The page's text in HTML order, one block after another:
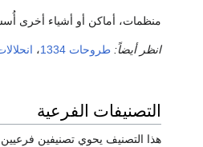
منظمات، أماكن أو أشياء أخرى
انظر أيضاً: طروحات 1334 ، انحلالات
التصنيفات الفرعية
هذا التصنيف يحوي تصنيفين